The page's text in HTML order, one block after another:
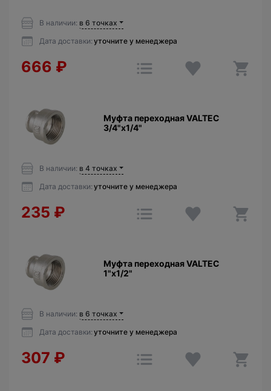
В наличии: в 6 точках
Дата доставки: уточните у менеджера
666 ₽
Муфта переходная VALTEC
3/4"х1/4"
В наличии: в 4 точках
Дата доставки: уточните у менеджера
235 ₽
Муфта переходная VALTEC
1"х1/2"
В наличии: в 6 точках
Дата доставки: уточните у менеджера
307 ₽